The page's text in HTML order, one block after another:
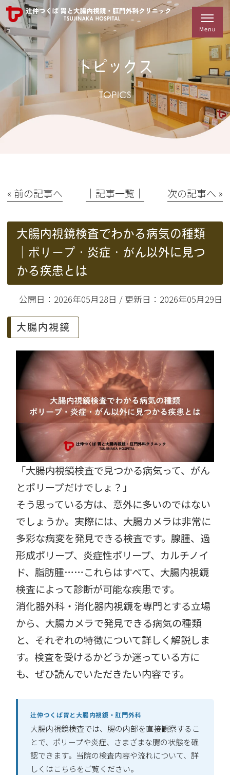
トピックス
TOPICS
« 前の記事へ │記事一覧│ 次の記事へ »
大腸内視鏡検査でわかる病気の種類
｜ポリープ・炎症・がん以外に見つ
かる疾患とは
公開日：2026年05月28日 / 更新日：2026年05月29日
大腸内視鏡
「大腸内視鏡検査で見つかる病気って、がん
とポリープだけでしょ？」
そう思っている方は、意外に多いのではない
でしょうか。実際には、大腸カメラは非常に
多彩な病変を発見できる検査です。腺腫、過
形成ポリープ、炎症性ポリープ、カルチノイ
ド、脂肪腫……これらはすべて、大腸内視鏡
検査によって診断が可能な疾患です。
消化器外科・消化器内視鏡を専門とする立場
から、大腸カメラで発見できる病気の種類
と、それぞれの特徴について詳しく解説しま
す。検査を受けるかどうか迷っている方に
も、ぜひ読んでいただきたい内容です。
辻仲つくば胃と大腸内視鏡・肛門外科
大腸内視鏡検査では、腸の内部を直接観察するこ
とで、ポリープや炎症、さまざまな腸の状態を確
認できます。当院の検査内容や流れについて、詳
しくはこちらをご覧ください。